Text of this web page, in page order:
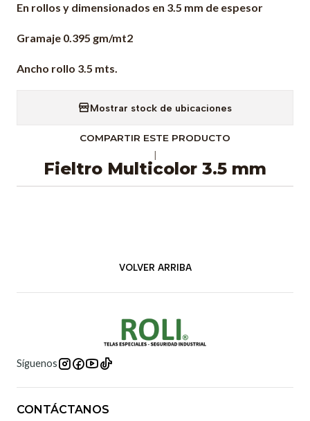
En rollos y dimensionados en 3.5 mm de espesor
Gramaje 0.395 gm/mt2
Ancho rollo 3.5 mts.
Mostrar stock de ubicaciones
COMPARTIR ESTE PRODUCTO
Fieltro Multicolor 3.5 mm
VOLVER ARRIBA
Síguenos
CONTÁCTANOS